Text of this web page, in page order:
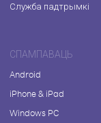
Служба падтрымкі
СПАМПАВАЦЬ
Android
iPhone & iPad
Windows PC